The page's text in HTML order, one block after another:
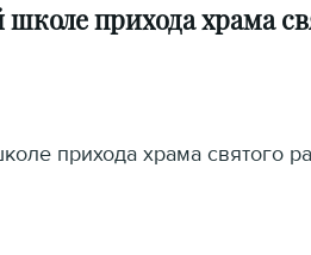
прихода храма
прихода храма святого